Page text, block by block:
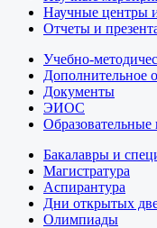
Научные центры
Отчеты и
Учебно-
Дополнительное
Документы
ЭИОС
Бакалавры и
Магистратура
Аспирантура
Дни открытых
Олимпиады